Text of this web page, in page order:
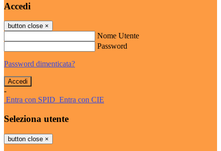
Accedi
button close ×
Nome Utente
Password
Password dimenticata?
-
Entra con SPID Entra con CIE
Seleziona utente
button close ×